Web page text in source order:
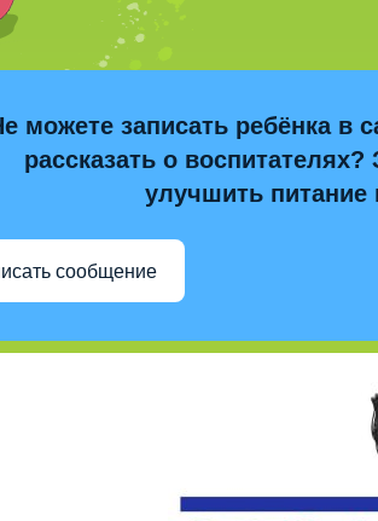
можете записать ребёнка в
рассказать о воспитателях?
улучшить питание
сообщение